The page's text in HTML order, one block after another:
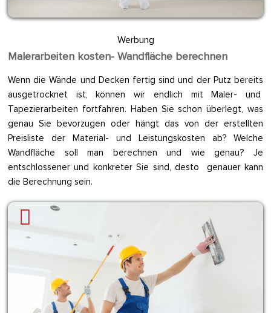
Werbung
Malerarbeiten kosten- Wandfläche berechnen
Wenn die Wände und Decken fertig sind und der Putz bereits
ausgetrocknet ist, können wir endlich mit Maler- und
Tapezierarbeiten fortfahren. Haben Sie schon überlegt, was
genau Sie bevorzugen oder hängt das von der erstellten
Preisliste der Material- und Leistungskosten ab? Welche
Wandfläche soll man berechnen und wie genau? Je
entschlossener und konkreter Sie sind, desto genauer kann
die Berechnung sein.